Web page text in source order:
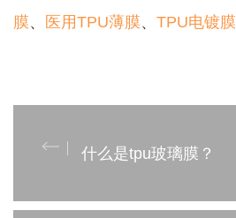
膜、 医用TPU薄膜、 TPU电镀膜
什么是tpu玻璃膜？